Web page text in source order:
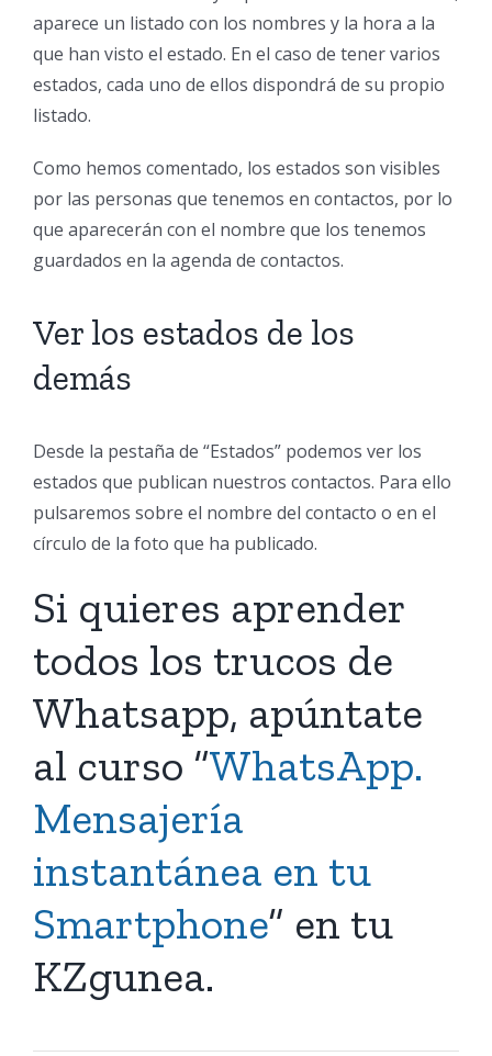
aparece un listado con los nombres y la hora a la
que han visto el estado. En el caso de tener varios
estados, cada uno de ellos dispondrá de su propio
listado.
Como hemos comentado, los estados son visibles
por las personas que tenemos en contactos, por lo
que aparecerán con el nombre que los tenemos
guardados en la agenda de contactos.
Ver los estados de los
demás
Desde la pestaña de “Estados” podemos ver los
estados que publican nuestros contactos. Para ello
pulsaremos sobre el nombre del contacto o en el
círculo de la foto que ha publicado.
Si quieres aprender
todos los trucos de
Whatsapp, apúntate
al curso “WhatsApp.
Mensajería
instantánea en tu
Smartphone” en tu
KZgunea.